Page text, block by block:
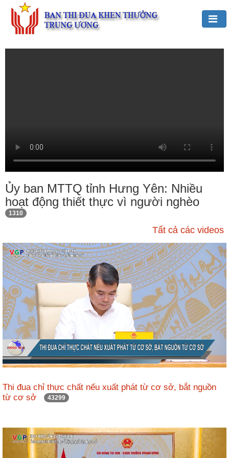
Đảng,
Hoạt
động
của
Ban
TĐKT
Trung
Hướng
dẫn
thủ
tục
Hình
thức
khen
thưởng
Các
Đại
hội
quốc
Hoạt
Ủy ban MTTQ tỉnh Hưng Yên: Nhiều
hoạt động thiết thực vì người nghèo
1310
Tất cả các videos
Thi đua chỉ thực chất nếu xuất phát từ cơ sở, bắt nguồn
từ cơ sở
43299